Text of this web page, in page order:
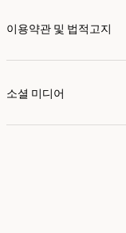
이용약관 및 법적고지
소셜 미디어